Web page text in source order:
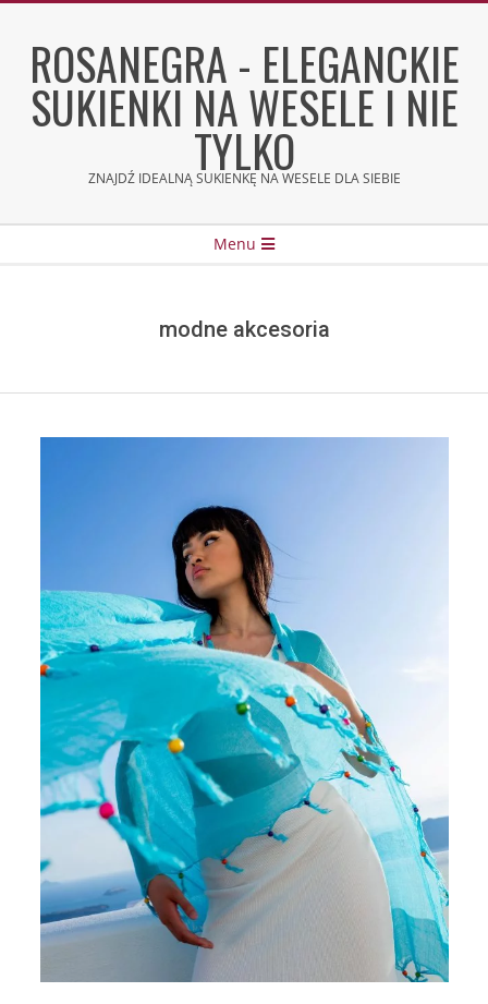
contentROSANEGRA - ELEGANCKIE
SUKIENKI NA WESELE I NIE
TYLKO
ZNAJDŹ IDEALNĄ SUKIENKĘ NA WESELE DLA SIEBIE
Menu
modne akcesoria